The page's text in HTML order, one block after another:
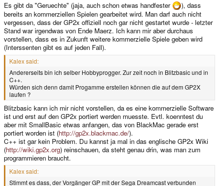
Es gibt da "Geruechte" (jaja, auch schon etwas handfester
), dass
bereits an kommerziellen Spielen gearbeitet wird. Man darf auch nicht
vergessen, dass der GP2x offiziell noch gar nicht gestartet wurde - letzter
Stand war irgendwas von Ende Maerz. Ich kann mir aber durchaus
vorstellen, dass es in Zukunft weitere kommerzielle Spiele geben wird
(Interssenten gibt es auf jeden Fall).
Kalex said:
Andererseits bin ich selber Hobbyprogger. Zur zeit noch in Blitzbasic und in
C++.
Würden sich denn damit Progamme erstellen können die auf dem GP2X
laufen ?
Blitzbasic kann ich mir nicht vorstellen, da es eine kommerzielle Software
ist und erst auf den GP2x portiert werden muesste. Evtl. koenntest du
aber mit SmallBasic etwas anfangen, das von BlackMac gerade erst
portiert worden ist (http://gp2x.blackmac.de/).
C++ ist gar kein Problem. Du kannst ja mal in das englische GP2x Wiki
(http://wiki.gp2x.org) reinschauen, da steht genau drin, was man zum
programmieren braucht.
Kalex said:
Stimmt es dass, der Vorgänger GP mit der Sega Dreamcast verbunden